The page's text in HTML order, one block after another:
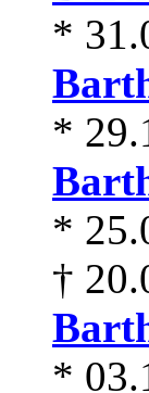
*
*
*
†
*